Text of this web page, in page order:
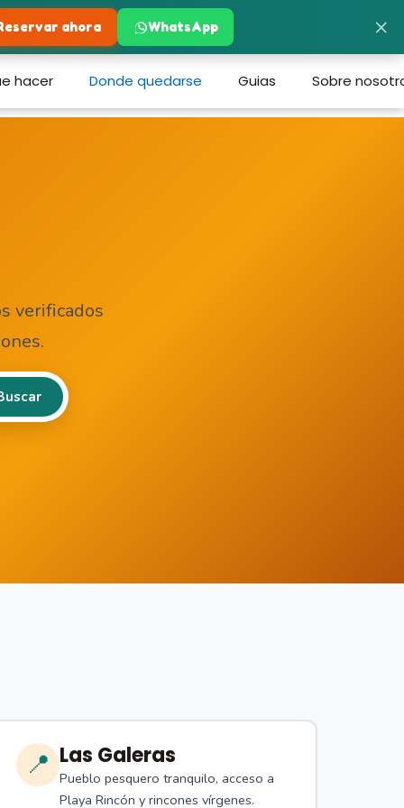
hacer Donde quedarse Guias Sobre
verificados
📍 Las Galeras
Pueblo pesquero tranquilo, acceso a
Playa Rincón y rincones vírgenes.
×
ahora WhatsApp